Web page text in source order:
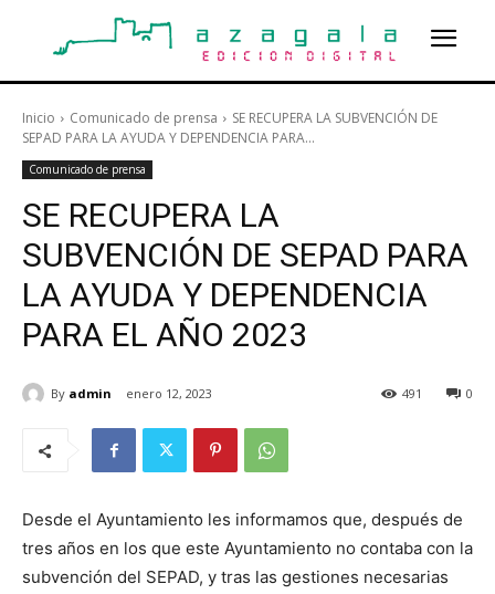
Inicio Comunicado de prensa
SE RECUPERA LA SUBVENCIÓN DE
SEPAD PARA LA AYUDA Y DEPENDENCIA PARA...
Comunicado de prensa
SE RECUPERA LA
SUBVENCIÓN DE SEPAD PARA
LA AYUDA Y DEPENDENCIA
PARA EL AÑO 2023
By admin enero 12, 2023 0
491
Desde el Ayuntamiento les informamos que, después de
tres años en los que este Ayuntamiento no contaba con la
subvención del SEPAD, y tras las gestiones necesarias